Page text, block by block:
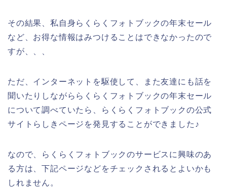
その結果、私自身らくらくフォトブックの年末セール
など、お得な情報はみつけることはできなかったので
すが、、、
ただ、インターネットを駆使して、また友達にも話を
聞いたりしながららくらくフォトブックの年末セール
について調べていたら、らくらくフォトブックの公式
サイトらしきページを発見することができました♪
なので、らくらくフォトブックのサービスに興味のあ
る方は、下記ページなどをチェックされるとよいかも
しれません。